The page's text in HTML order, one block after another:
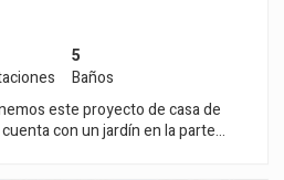
5
Baños
este proyecto de casa de
con un jardín en la parte